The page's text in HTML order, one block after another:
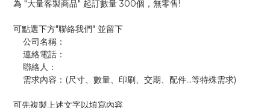
為 "大量客製商品" 起訂數量 300個，無零售!
可點選下方"聯絡我們" 並留下
    公司名稱：
    連絡電話：
    聯絡人：
    需求內容：(尺寸、數量、印刷、交期、配件...等特殊需求)
可先複製上述文字以填寫內容